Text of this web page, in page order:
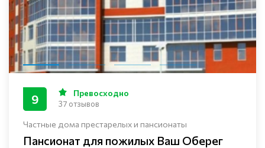
Частные дома престарелых и пансионаты
Пансионат для пожилых Ваш Оберег
9 Превосходно
37 отзывов